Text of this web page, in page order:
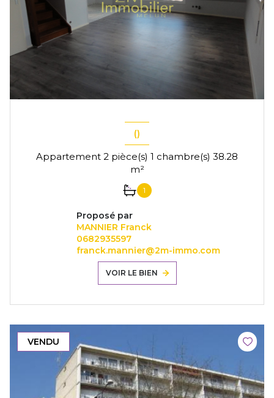
()
Appartement 2 pièce(s) 1 chambre(s) 38.28
m²
1
Proposé par
MANNIER Franck
0682935597
franck.mannier@2m-immo.com
VOIR LE BIEN
VENDU